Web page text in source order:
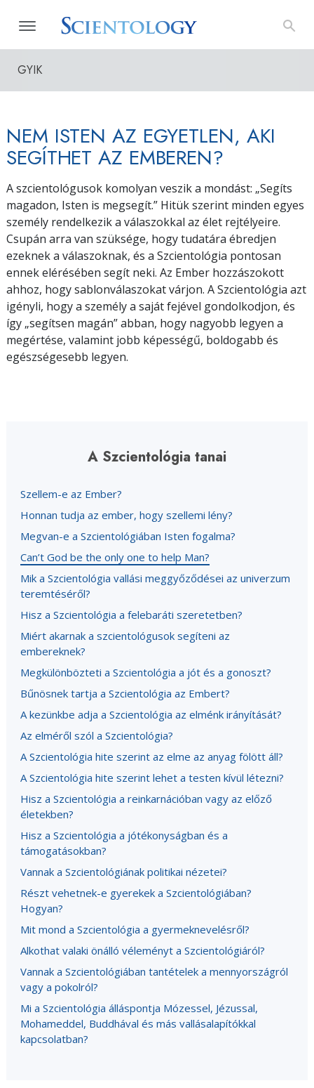
GYIK
NEM ISTEN AZ EGYETLEN, AKI
SEGÍTHET AZ EMBEREN?
A szcientológusok komolyan veszik a mondást: „Segíts
magadon, Isten is megsegít.” Hitük szerint minden egyes
személy rendelkezik a válaszokkal az élet rejtélyeire.
Csupán arra van szüksége, hogy tudatára ébredjen
ezeknek a válaszoknak, és a Szcientológia pontosan
ennek elérésében segít neki. Az Ember hozzászokott
ahhoz, hogy sablonválaszokat várjon. A Szcientológia azt
igényli, hogy a személy a saját fejével gondolkodjon, és
így „segítsen magán” abban, hogy nagyobb legyen a
megértése, valamint jobb képességű, boldogabb és
egészségesebb legyen.
A Szcientológia tanai
Szellem-e az Ember?
Honnan tudja az ember, hogy szellemi lény?
Megvan-e a Szcientológiában Isten fogalma?
Can’t God be the only one to help Man?
Mik a Szcientológia vallási meggyőződései az univerzum
teremtéséről?
Hisz a Szcientológia a felebaráti szeretetben?
Miért akarnak a szcientológusok segíteni az
embereknek?
Megkülönbözteti a Szcientológia a jót és a gonoszt?
Bűnösnek tartja a Szcientológia az Embert?
A kezünkbe adja a Szcientológia az elménk irányítását?
Az elméről szól a Szcientológia?
A Szcientológia hite szerint az elme az anyag fölött áll?
A Szcientológia hite szerint lehet a testen kívül létezni?
Hisz a Szcientológia a reinkarnációban vagy az előző
életekben?
Hisz a Szcientológia a jótékonyságban és a
támogatásokban?
Vannak a Szcientológiának politikai nézetei?
Részt vehetnek-e gyerekek a Szcientológiában?
Hogyan?
Mit mond a Szcientológia a gyermeknevelésről?
Alkothat valaki önálló véleményt a Szcientológiáról?
Vannak a Szcientológiában tantételek a mennyországról
vagy a pokolról?
Mi a Szcientológia álláspontja Mózessel, Jézussal,
Mohameddel, Buddhával és más vallásalapítókkal
kapcsolatban?